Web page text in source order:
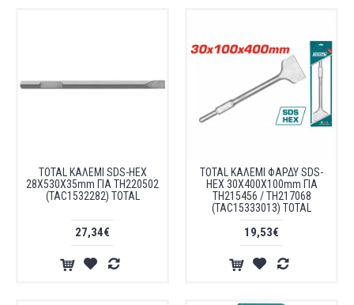
TOTAL ΚΑΛΕΜΙ SDS-HEX
28X530X35mm ΓΙΑ TH220502
(TAC1532282) TOTAL
27,34€
TOTAL ΚΑΛΕΜΙ ΦΑΡΔΥ SDS-
HEX 30Χ400Χ100mm ΓΙΑ
TH215456 / TH217068
(TAC15333013) TOTAL
19,53€